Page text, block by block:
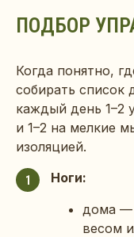
ПОДБОР
Когда понятно,
собирать список
каждый день 1–2
и 1–2 на мелкие
изоляцией.
1
Ноги:
дома —
весом